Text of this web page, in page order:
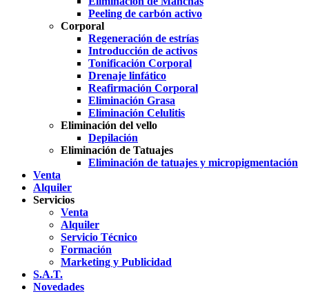
Peeling de carbón activo
Corporal
Regeneración de estrías
Introducción de activos
Tonificación Corporal
Drenaje linfático
Reafirmación Corporal
Eliminación Grasa
Eliminación Celulitis
Eliminación del vello
Depilación
Eliminación de Tatuajes
Eliminación de tatuajes y micropigmentación
Venta
Alquiler
Servicios
Venta
Alquiler
Servicio Técnico
Formación
Marketing y Publicidad
S.A.T.
Novedades